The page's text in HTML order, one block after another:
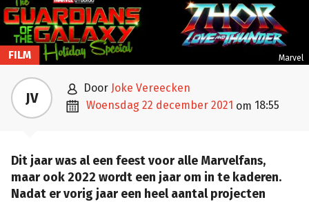
Marvel
FILM
JV  door Joke Vereecken
 woensdag 22 december 2021 om 18:55
Dit jaar was al een feest voor alle Marvelfans,
maar ook 2022 wordt een jaar om in te kaderen.
Nadat er vorig jaar een heel aantal projecten